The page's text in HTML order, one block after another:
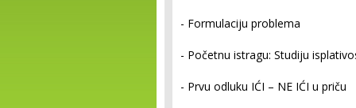
- Formulaciju problema
- Početnu istragu: Studiju
- Prvu odluku IĆI – NE IĆI u priču